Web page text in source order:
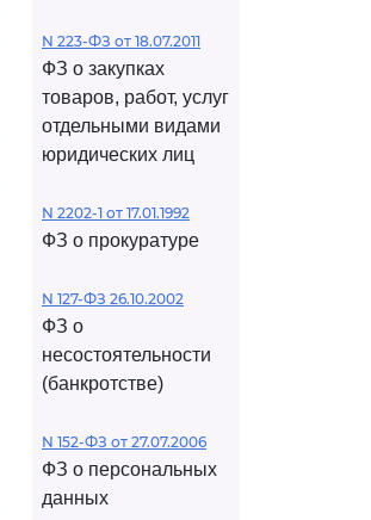
N 223-ФЗ от 18.07.2011
ФЗ о закупках
товаров, работ, услуг
отдельными видами
юридических лиц
N 2202-1 от 17.01.1992
ФЗ о прокуратуре
N 127-ФЗ 26.10.2002
ФЗ о
несостоятельности
(банкротстве)
N 152-ФЗ от 27.07.2006
ФЗ о персональных
данных